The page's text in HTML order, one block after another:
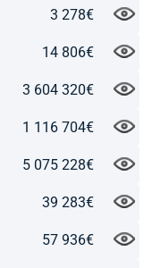
3 278€
14 806€
3 604 320€
1 116 704€
5 075 228€
39 283€
57 936€